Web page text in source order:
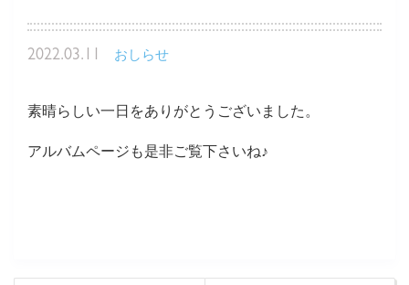
2022.03.11 おしらせ
素晴らしい一日をありがとうございました。
アルバムページも是非ご覧下さいね♪